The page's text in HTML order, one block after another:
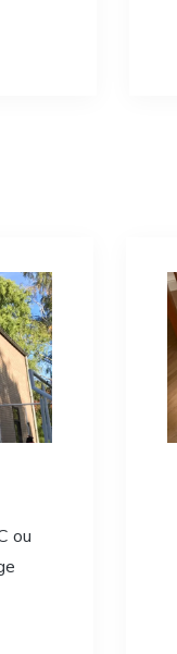
ou